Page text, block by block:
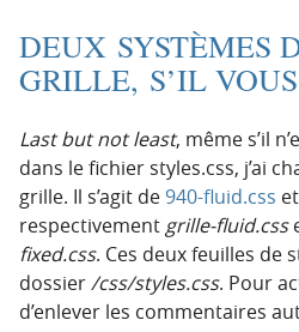
DEUX SYSTÈMES
GRILLE, S’IL
Last but not least, même s’il
dans le fichier styles.css, j’ai
grille. Il s’agit de940-fluid.css
respectivement grille-fluid.css
fixed.css. Ces deux feuilles de
dossier/css/styles.css. Pour
d’enlever les commentaires